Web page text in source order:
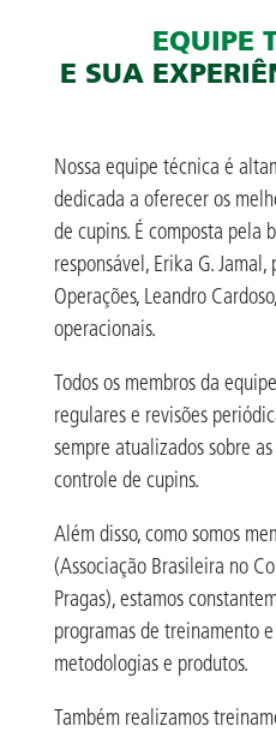
EQUIPE
E SUA
Nossa equipe técnica é
dedicada a oferecer os
de cupins. É composta pela
responsável, Erika G. Jamal,
Operações, Leandro
operacionais.
Todos os membros da
regulares e revisões
sempre atualizados sobre
controle de cupins.
Além disso, como somos
(Associação Brasileira no
Pragas), estamos
programas de treinamento
metodologias e produtos.
Também realizamos